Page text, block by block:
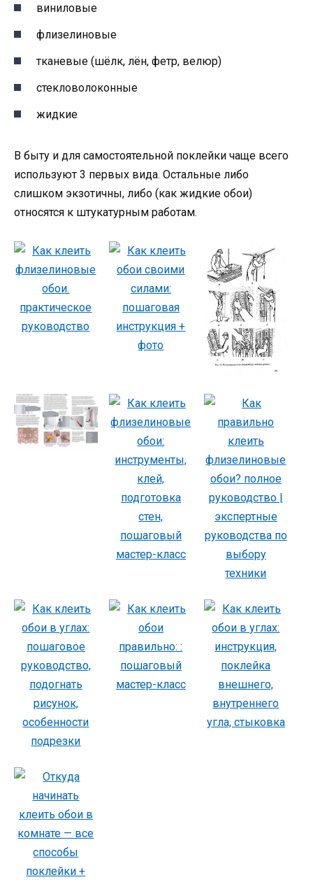
виниловые
флизелиновые
тканевые (шёлк, лён, фетр, велюр)
стекловолоконные
жидкие
В быту и для самостоятельной поклейки чаще всего
используют 3 первых вида. Остальные либо
слишком экзотичны, либо (как жидкие обои)
относятся к штукатурным работам.